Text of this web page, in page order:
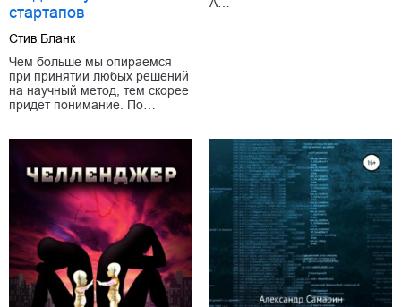
стартапов
Стив Бланк
Чем больше мы опираемся
при принятии любых решений
на научный метод, тем скорее
придет понимание. По…